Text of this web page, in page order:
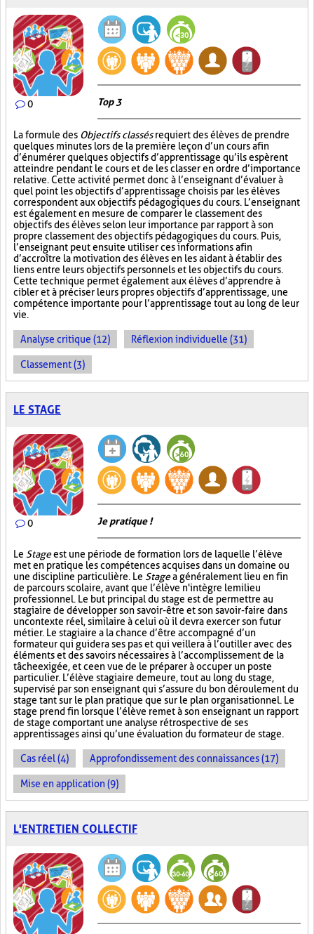
0 Top 3
La formule des Objectifs classésrequiert des élèves de prendre
quelques minutes lors de la première leçon d’un cours afin
d’énumérer quelques objectifs d’apprentissage qu’ils espèrent
atteindre pendant le cours et de les classer en ordre d’importance
relative. Cette activité permet donc à l’enseignant d’évaluer à
quel point les objectifs d’apprentissage choisis par les élèves
correspondent aux objectifs pédagogiques du cours. L’enseignant
est également en mesure de comparer le classement des
objectifs des élèves selon leur importance par rapport à son
propre classement des objectifs pédagogiques du cours. Puis,
l’enseignant peut ensuite utiliser ces informations afin
d’accroître la motivation des élèves en les aidant à établir des
liens entre leurs objectifs personnels et les objectifs du cours.
Cette technique permet également aux élèves d’apprendre à
cibler et à préciser leurs propres objectifs d’apprentissage, une
compétence importante pour l’apprentissage tout au long de leur
vie.
Analyse critique (12) Réflexion individuelle (31)
Classement (3)
LE STAGE
0 Je pratique !
Le Stageest une période de formation lors de laquelle l’élève
met en pratique les compétences acquises dans un domaine ou
une discipline particulière. Le Stagea généralement lieu en fin
de parcours scolaire, avant que l’élève n'intègre le milieu
professionnel. Le but principal du stage est de permettre au
stagiaire de développer son savoir-être et son savoir-faire dans
un contexte réel, similaire à celui où il devra exercer son futur
métier. Le stagiaire a la chance d’être accompagné d’un
formateur qui guidera ses pas et qui veillera à l’outiller avec des
éléments et des savoirs nécessaires à l’accomplissement de la
tâche exigée, et ce en vue de le préparer à occuper un poste
particulier. L’élève stagiaire demeure, tout au long du stage,
supervisé par son enseignant qui s’assure du bon déroulement du
stage tant sur le plan pratique que sur le plan organisationnel. Le
stage prend fin lorsque l’élève remet à son enseignant un rapport
de stage comportant une analyse rétrospective de ses
apprentissages ainsi qu’une évaluation du formateur de stage.
Cas réel (4) Approfondissement des connaissances (17)
Mise en application (9)
L'ENTRETIEN COLLECTIF